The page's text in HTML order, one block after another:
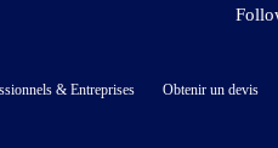
& Entreprises Obtenir un devis